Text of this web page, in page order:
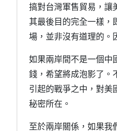
搞對台灣軍售貿易，讓
其最後目的完全一樣，
場，並非沒有道理的。
如果兩岸間不是一個中
錢，希望將成泡影了。
引起的戰爭之中，對美
秘密所在。
至於兩岸關係，如果我